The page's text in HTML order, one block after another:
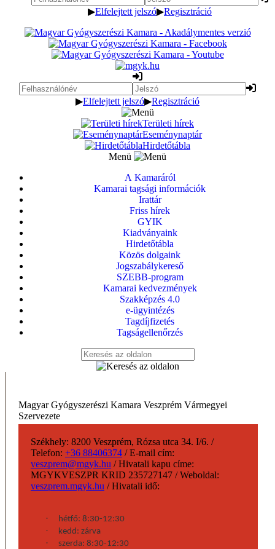
▶Elfelejtett jelszó▶Regisztráció
▶Elfelejtett jelszó▶Regisztráció
Területi hírek
Eseménynaptár
Hirdetőtábla
Menü
A Kamaráról
Kamarai tagsági információk
Irattár
Friss hírek
GYIK
Kiadványaink
Hirdetőtábla
Közös dolgaink
Jogszabálykereső
SZEBB-program
Kamarai kedvezmények
Szakképzés 4.0
e-ügyintézés
Tagdíjfizetés
Tagságellenőrzés
Magyar Gyógyszerészi Kamara Veszprém Vármegyei
Szervezete
Székhely: 8200 Veszprém, Rózsa utca 34. I/6. /
Telefon: +36 88406374 /E-mail cím:
veszprem@mgyk.hu /Hivatali kapu címe:
MGYKVESZPR KRID 235727147 /Weboldal:
veszprem.mgyk.hu /Hivatali idő:
· hétfő: 8:30-12:30
· kedd: zárva
· szerda: 8:30-12:30